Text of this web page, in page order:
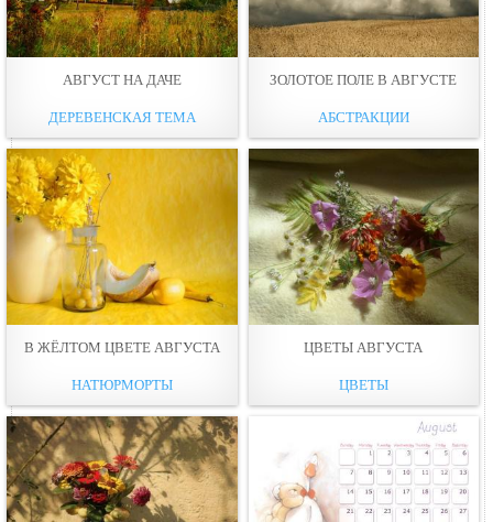
АВГУСТ НА ДАЧЕ
ДЕРЕВЕНСКАЯ ТЕМА
ЗОЛОТОЕ ПОЛЕ В АВГУСТЕ
АБСТРАКЦИИ
В ЖЁЛТОМ ЦВЕТЕ АВГУСТА
НАТЮРМОРТЫ
ЦВЕТЫ АВГУСТА
ЦВЕТЫ